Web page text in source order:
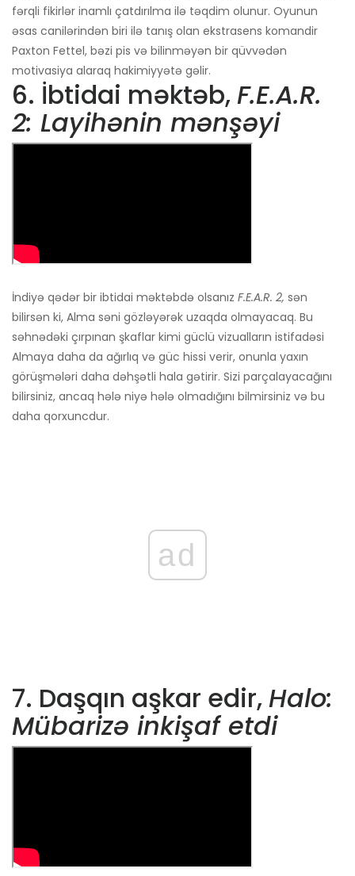
fərqli fikirlər inamlı çatdırılma ilə təqdim olunur. Oyunun
əsas canilərindən biri ilə tanış olan ekstrasens komandir
Paxton Fettel, bəzi pis və bilinməyən bir qüvvədən
motivasiya alaraq hakimiyyətə gəlir.
6. İbtidai məktəb,F.E.A.R.
2: Layihənin mənşəyi
İndiyə qədər bir ibtidai məktəbdə olsanız F.E.A.R. 2, sən
bilirsən ki, Alma səni gözləyərək uzaqda olmayacaq. Bu
səhnədəki çırpınan şkaflar kimi güclü vizualların istifadəsi
Almaya daha da ağırlıq və güc hissi verir, onunla yaxın
görüşmələri daha dəhşətli hala gətirir. Sizi parçalayacağını
bilirsiniz, ancaq hələ niyə hələ olmadığını bilmirsiniz və bu
daha qorxuncdur.
ad
7. Daşqın aşkar edir,Halo:
Mübarizə inkişaf etdi